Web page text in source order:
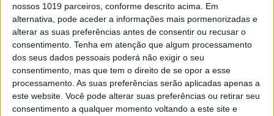
nossos 1019 parceiros, conforme descrito acima. Em
alternativa, pode aceder a informações mais pormenorizadas e
alterar as suas preferências antes de consentir ou recusar o
consentimento. Tenha em atenção que algum processamento
dos seus dados pessoais poderá não exigir o seu
consentimento, mas que tem o direito de se opor a esse
processamento. As suas preferências serão aplicadas apenas a
este website. Você pode alterar suas preferências ou retirar seu
consentimento a qualquer momento voltando a este site e
SOCIEDADE
10 técnicas (do FBI) que pode usar
no dia-a-dia para criar empatia
O responsável pelo programa de análise
comportamental de contra-espionagem do FBI
publicou um livro, onde revela alguns segredos